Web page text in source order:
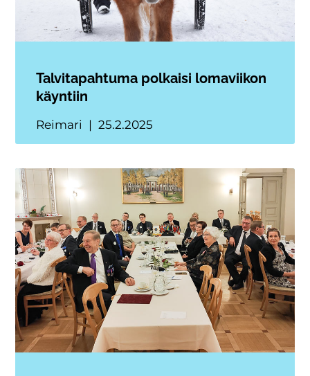
Talvitapahtuma polkaisi lomaviikon
käyntiin
Reimari 25.2.2025